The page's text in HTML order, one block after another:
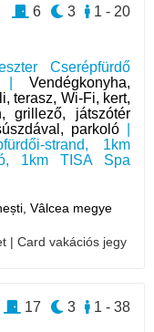
Cserépfürdő
| Vendégkonyha,
terasz, Wi-Fi, kert,
grillező, játszótér
parkoló|
strand, 1km
1km TISA Spa
Vâlcea megye
| Card vakációs jegy
1 - 20
3
6
1 - 38
3
17